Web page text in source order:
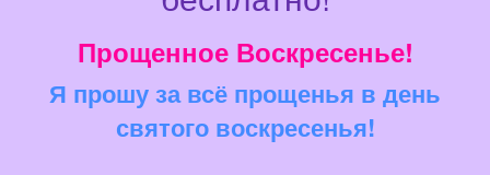
Прощенное Воскресенье!
Я прошу за всё прощенья в день
святого воскресенья!